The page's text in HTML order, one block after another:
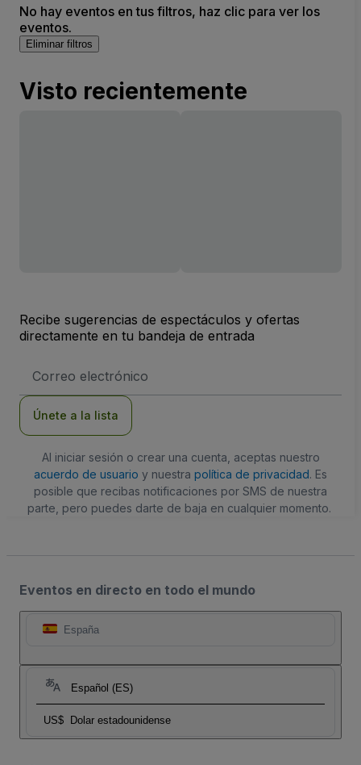
No hay eventos en tus filtros, haz clic para ver los
eventos.
Eliminar filtros
Visto recientemente
Recibe sugerencias de espectáculos y ofertas
directamente en tu bandeja de entrada
de
Únete a la lista
Al iniciar sesión o crear una cuenta, aceptas nuestro
acuerdo de usuario y nuestra política de privacidad. Es
posible que recibas notificaciones por SMS de nuestra
parte, pero puedes darte de baja en cualquier momento.
Eventos en directo en todo el mundo
España
Español (ES)
US$ Dolar estadounidense